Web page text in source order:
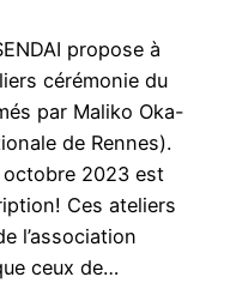
propose à
cérémonie du
par Maliko Oka-
de Rennes).
octobre 2023 est
Ces ateliers
l’association
ceux de…